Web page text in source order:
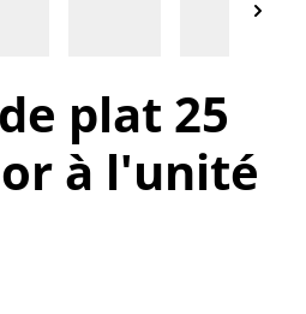
plat 25
à l'unité